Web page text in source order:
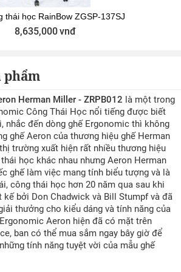
thái học RainBow ZGSP-137SJ
8,635,000vnđ
phẩm
Herman Miller - ZRPB012 là một trong
Công Thái Học nổi tiếng được biết
nhắc đến dòng ghế Ergonomic thì không
ghế Aeron của thương hiệu ghế Herman
trường xuất hiện rất nhiều thương hiệu
học khác nhau nhưng Aeron Herman
ghế làm việc mang tính biểu tượng và là
công thái học hơn 20 năm qua sau khi
bởi Don Chadwick và Bill Stumpf và đã
thưởng cho kiểu dáng và tính năng của
Aeron hiện đã có mặt trên
ban có thể mua sắm ngay bây giờ để
tính năng tuyệt vời của mẫu ghế